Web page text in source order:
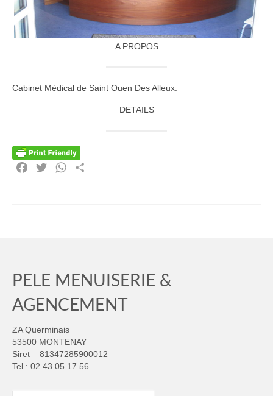
Professionnels
Mécénat
A PROPOS
Cabinet Médical de Saint Ouen Des Alleux.
DETAILS
Facebook
TwitterWhatsApp
PELE MENUISERIE &
AGENCEMENT
ZA Querminais
53500 MONTENAY
Siret – 81347285900012
Tel : 02 43 05 17 56